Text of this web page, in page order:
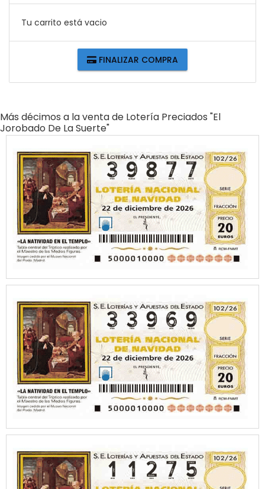
Tu carrito está vacio
FINALIZAR COMPRA
Más décimos a la venta de Lotería Preciados "el
Jorobado De La Suerte"